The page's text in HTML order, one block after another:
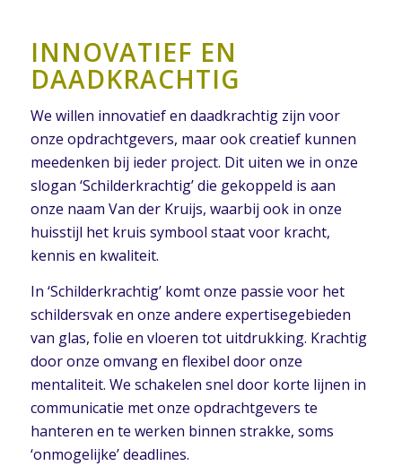
INNOVATIEF EN
DAADKRACHTIG
We willen innovatief en daadkrachtig zijn voor
onze opdrachtgevers, maar ook creatief kunnen
meedenken bij ieder project. Dit uiten we in onze
slogan ‘Schilderkrachtig’ die gekoppeld is aan
onze naam Van der Kruijs, waarbij ook in onze
huisstijl het kruis symbool staat voor kracht,
kennis en kwaliteit.
In ‘Schilderkrachtig’ komt onze passie voor het
schildersvak en onze andere expertisegebieden
van glas, folie en vloeren tot uitdrukking. Krachtig
door onze omvang en flexibel door onze
mentaliteit. We schakelen snel door korte lijnen in
communicatie met onze opdrachtgevers te
hanteren en te werken binnen strakke, soms
‘onmogelijke’ deadlines.